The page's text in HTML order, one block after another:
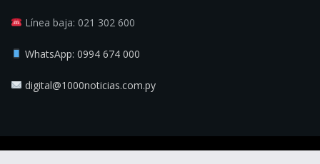
Línea baja: 021 302 600
WhatsApp: 0994 674 000
digital@1000noticias.com.py